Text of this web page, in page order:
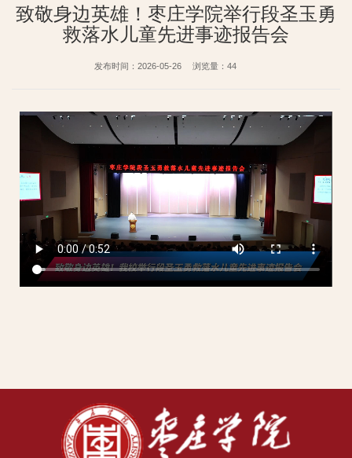
致敬身边英雄！枣庄学院举行段圣玉勇
救落水儿童先进事迹报告会
发布时间：2026-05-26 浏览量： 44